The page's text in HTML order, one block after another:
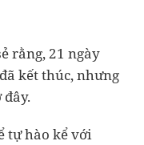
rằng, 21 ngày
kết thúc, nhưng
tự hào kể với